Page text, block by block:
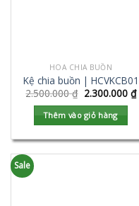
HOA CHIA BUỒN
Kệ chia buồn | HCVKCB01
2.500.000₫ 2.300.000 ₫
Thêm vào giỏ hàng
Sale